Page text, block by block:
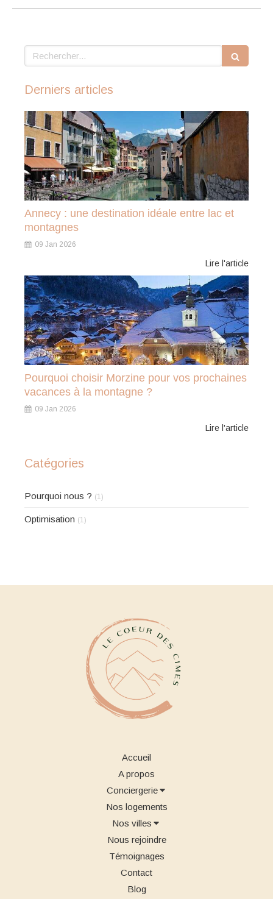
Rechercher
Derniers articles
Annecy : une destination idéale entre lac et
montagnes
09 Jan 2026
Lire l'article
Pourquoi choisir Morzine pour vos prochaines
vacances à la montagne ?
09 Jan 2026
Lire l'article
Catégories
Pourquoi nous ? (1)
Optimisation (1)
Accueil
A propos
Conciergerie
Nos logements
Nos villes
Nous rejoindre
Témoignages
Contact
Blog